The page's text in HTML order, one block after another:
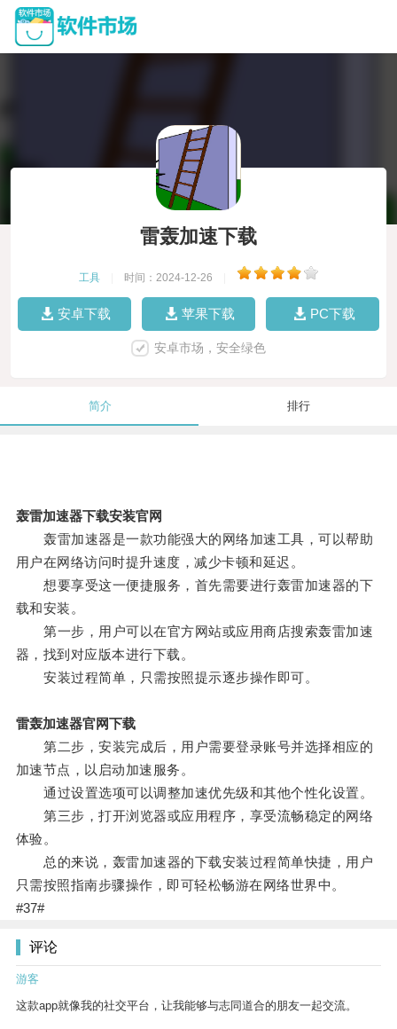
雷轰加速下载
工具 时间：2024-12-26
安卓下载 苹果下载 PC下载
安卓市场，安全绿色
简介 排行
轰雷加速器下载安装官网
轰雷加速器是一款功能强大的网络加速工具，可以帮助
用户在网络访问时提升速度，减少卡顿和延迟。
想要享受这一便捷服务，首先需要进行轰雷加速器的下
载和安装。
第一步，用户可以在官方网站或应用商店搜索轰雷加速
器，找到对应版本进行下载。
安装过程简单，只需按照提示逐步操作即可。
雷轰加速器官网下载
第二步，安装完成后，用户需要登录账号并选择相应的
加速节点，以启动加速服务。
通过设置选项可以调整加速优先级和其他个性化设置。
第三步，打开浏览器或应用程序，享受流畅稳定的网络
体验。
总的来说，轰雷加速器的下载安装过程简单快捷，用户
只需按照指南步骤操作，即可轻松畅游在网络世界中。
#37#
评论
游客
这款app就像我的社交平台，让我能够与志同道合的朋友一起交流。